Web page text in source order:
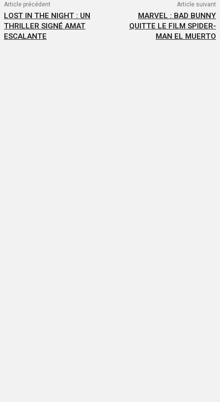
Article précédent
LOST IN THE NIGHT : UN
THRILLER SIGNÉ AMAT
ESCALANTE
Article suivant
MARVEL : BAD BUNNY
QUITTE LE FILM SPIDER-
MAN EL MUERTO